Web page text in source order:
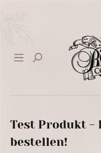
Test Produkt -
bestellen!